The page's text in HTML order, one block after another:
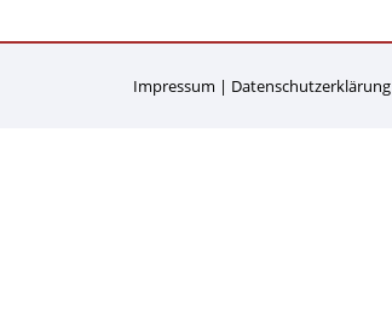
Impressum Datenschutzerklärung